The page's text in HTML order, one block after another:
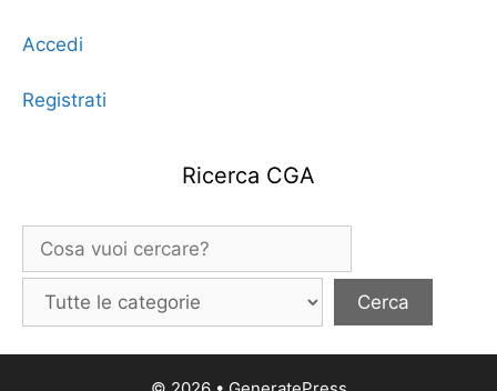
Accedi
Registrati
Ricerca CGA